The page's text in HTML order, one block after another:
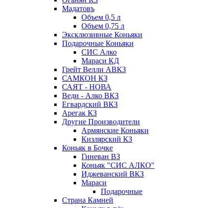
Мадатовъ
Объем 0,5 л
Объем 0,75 л
Эксклюзивные Коньяки
Подарочные Коньяки
СИС Алко
Мараси КД
Грейт Велли АВКЗ
САМКОН КЗ
САЯТ - НОВА
Веди - Алко ВКЗ
Егвардский ВКЗ
Арегак КЗ
Другие Производители
Армянские Коньяки
Кизлярский КЗ
Коньяк в Бочке
Гиневан ВЗ
Коньяк "СИС АЛКО"
Иджеванский ВКЗ
Мараси
Подарочные
Страна Камней